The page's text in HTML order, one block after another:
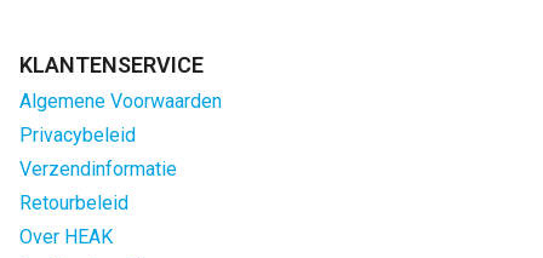
KLANTENSERVICE
Algemene Voorwaarden
Privacybeleid
Verzendinformatie
Retourbeleid
Over HEAK